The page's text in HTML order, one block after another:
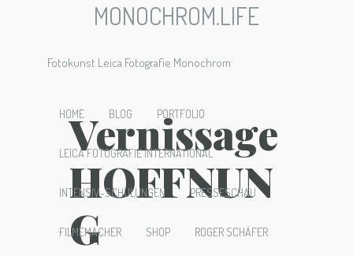
MONOCHROM.LIFE
Fotokunst Leica Fotografie Monochrom
HOME BLOG PORTFOLIO
LEICA FOTOGRAFIE INTERNATIONAL
INTENSIV-SCHULUNGEN PRESSESCHAU
FILMEMACHER SHOP ROGER SCHÄFER
Vernissage
HOFFNUN
G